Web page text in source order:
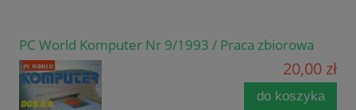
PC World Komputer Nr 9/1993 / Praca zbiorowa
20,00 zł
do koszyka